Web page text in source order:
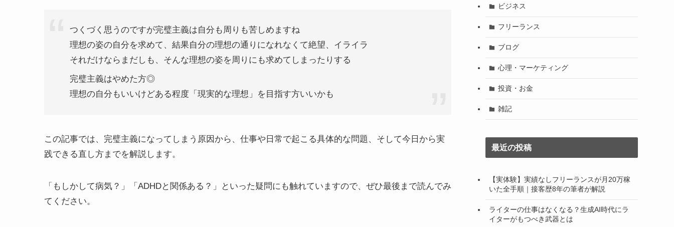
つくづく思うのですが完璧主義は自分も周りも苦しめますね
理想の姿の自分を求めて、結果自分の理想の通りになれなくて絶望、イライラ
それだけならまだしも、そんな理想の姿を周りにも求めてしまったりする
完璧主義はやめた方◎
理想の自分もいいけどある程度「現実的な理想」を目指す方いいかも
この記事では、完璧主義になってしまう原因から、仕事や日常で起こる具体的な問題、そして今日から実
践できる直し方までを解説します。
「もしかして病気？」「ADHDと関係ある？」といった疑問にも触れていますので、ぜひ最後まで読んでみ
てください。
ビジネス
フリーランス
ブログ
心理・マーケティング
投資・お金
雑記
最近の投稿
【実体験】実績なしフリーランスが月20万稼
いた全手順｜接客歴8年の筆者が解説
ライターの仕事はなくなる？生成AI時代にラ
イターがもつべき武器とは